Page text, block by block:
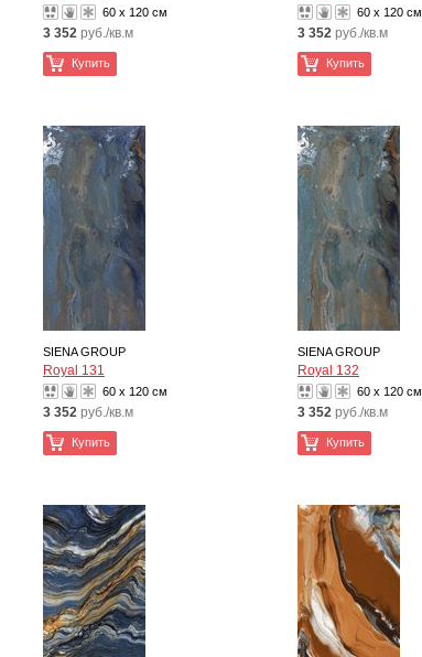
60 x 120 см
3 352 руб./кв.м
Купить
60 x 120 см
3 352 руб./кв.м
Купить
SIENA GROUP
Royal 131
60 x 120 см
3 352 руб./кв.м
Купить
SIENA GROUP
Royal 132
60 x 120 см
3 352 руб./кв.м
Купить